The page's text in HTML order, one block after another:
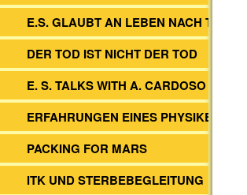
E.S. GLAUBT AN LEBEN NACH TOD
DER TOD IST NICHT DER TOD
E. S. TALKS WITH A. CARDOSO
ERFAHRUNGEN EINES PHYSIKERS
PACKING FOR MARS
ITK UND STERBEBEGLEITUNG